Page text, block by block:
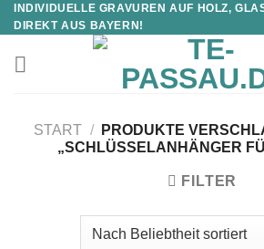
INDIVIDUELLE GRAVUREN AUF HOLZ,
DIREKT AUS BAYERN!
START /
PRODUKTE
„SCHLÜSSELANHÄNGER
FILTER